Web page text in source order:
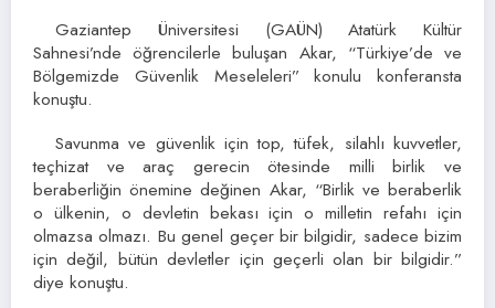
Gaziantep Üniversitesi (GAÜN) Atatürk Kültür
Sahnesi’nde öğrencilerle buluşan Akar, “Türkiye’de ve
Bölgemizde Güvenlik Meseleleri” konulu konferansta
konuştu.
Savunma ve güvenlik için top, tüfek, silahlı kuvvetler,
teçhizat ve araç gerecin ötesinde milli birlik ve
beraberliğin önemine değinen Akar, “Birlik ve beraberlik
o ülkenin, o devletin bekası için o milletin refahı için
olmazsa olmazı. Bu genel geçer bir bilgidir, sadece bizim
için değil, bütün devletler için geçerli olan bir bilgidir.”
diye konuştu.